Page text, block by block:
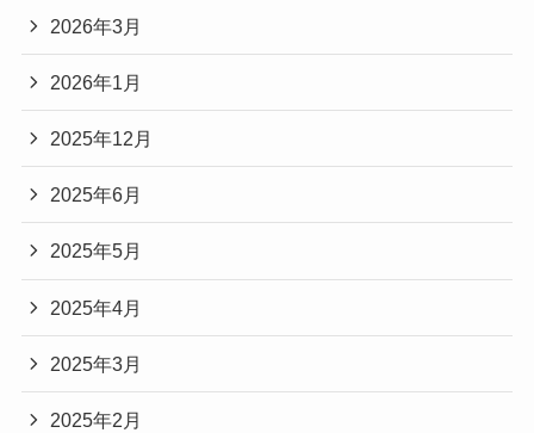
2026年3月
2026年1月
2025年12月
2025年6月
2025年5月
2025年4月
2025年3月
2025年2月